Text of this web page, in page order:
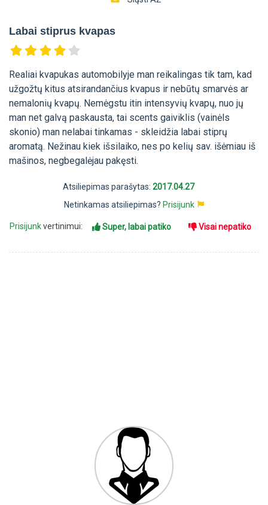
Labai stiprus kvapas
Realiai kvapukas automobilyje man reikalingas tik tam, kad
užgožtų kitus atsirandančius kvapus ir nebūtų smarvės ar
nemalonių kvapų. Nemėgstu itin intensyvių kvapų, nuo jų
man net galvą paskausta, tai scents gaiviklis (vainėls
skonio) man nelabai tinkamas - skleidžia labai stiprų
aromatą. Nežinau kiek išsilaiko, nes po kelių sav. išėmiau iš
mašinos, negbegalėjau pakęsti.
Atsiliepimas parašytas: 2017.04.27
Netinkamas atsiliepimas? Prisijunk
Prisijunkvertinimui: Super, labai patiko Visai nepatiko